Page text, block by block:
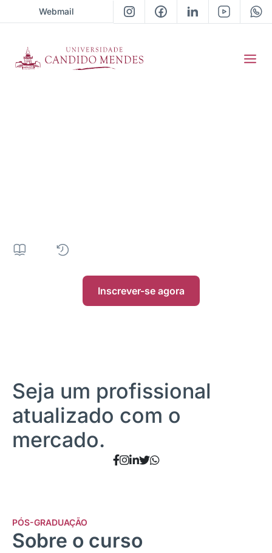
Webmail
Inscrever-se agora
Seja um profissional
atualizado com o
mercado.
PÓS-GRADUAÇÃO
Sobre o curso